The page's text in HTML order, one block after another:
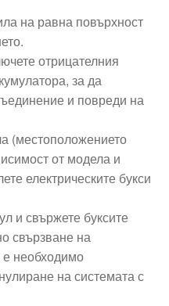
на равна повърхност
отрицателния
за да
и повреди на
(местоположението
от модела и
електрическите букси
и свържете буксите
свързване на
необходимо
на системата с